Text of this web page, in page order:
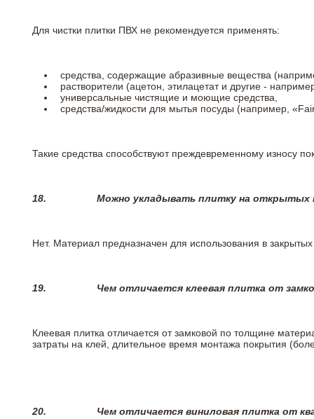
Для чистки плитки ПВХ не рекомендуется применять:
средства, содержащие абразивные вещества
растворители (ацетон, этилацетат и другие -
универсальные чистящие и моющие средства,
средства/жидкости для мытья посуды (например,
Такие средства способствуют преждевременному износу
18. Можно укладывать плитку на открытых
Нет. Материал предназначен для использования в
19. Чем отличается клеевая плитка от
Клеевая плитка отличается от замковой по толщине
затраты на клей, длительное время монтажа покрытия
20. Чем отличается виниловая плитка от